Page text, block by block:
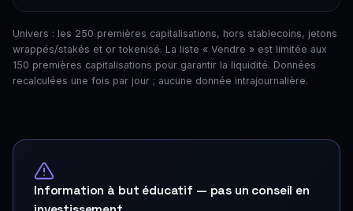
Univers : les 250 premières capitalisations, hors stablecoins, jetons
wrappés/stakés et or tokenisé. La liste « Vendre » est limitée aux
150 premières capitalisations pour garantir la liquidité. Données
recalculées une fois par jour ; aucune donnée intrajournalière.
Information à but éducatif — pas un conseil en